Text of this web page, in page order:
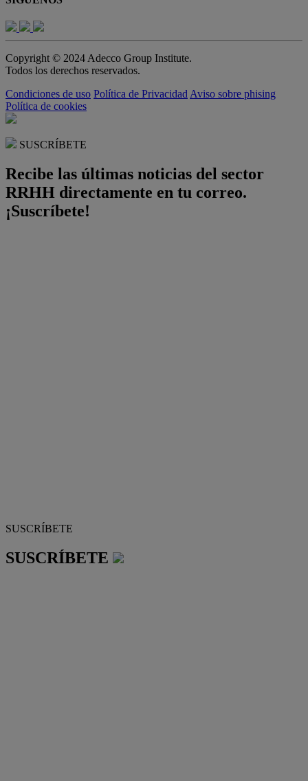
Copyright © 2024 Adecco Group Institute.
Todos los derechos reservados.
Condiciones de uso Política de Privacidad Aviso sobre phising
Política de cookies
SUSCRÍBETE
Recibe las últimas noticias del sector
RRHH directamente en tu correo.
¡Suscríbete!
SUSCRÍBETE
SUSCRÍBETE